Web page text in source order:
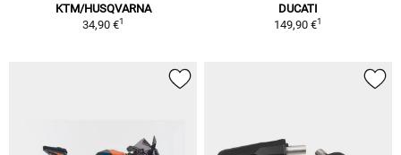
KTM/HUSQVARNA
34,90 €1
DUCATI
149,90 €1